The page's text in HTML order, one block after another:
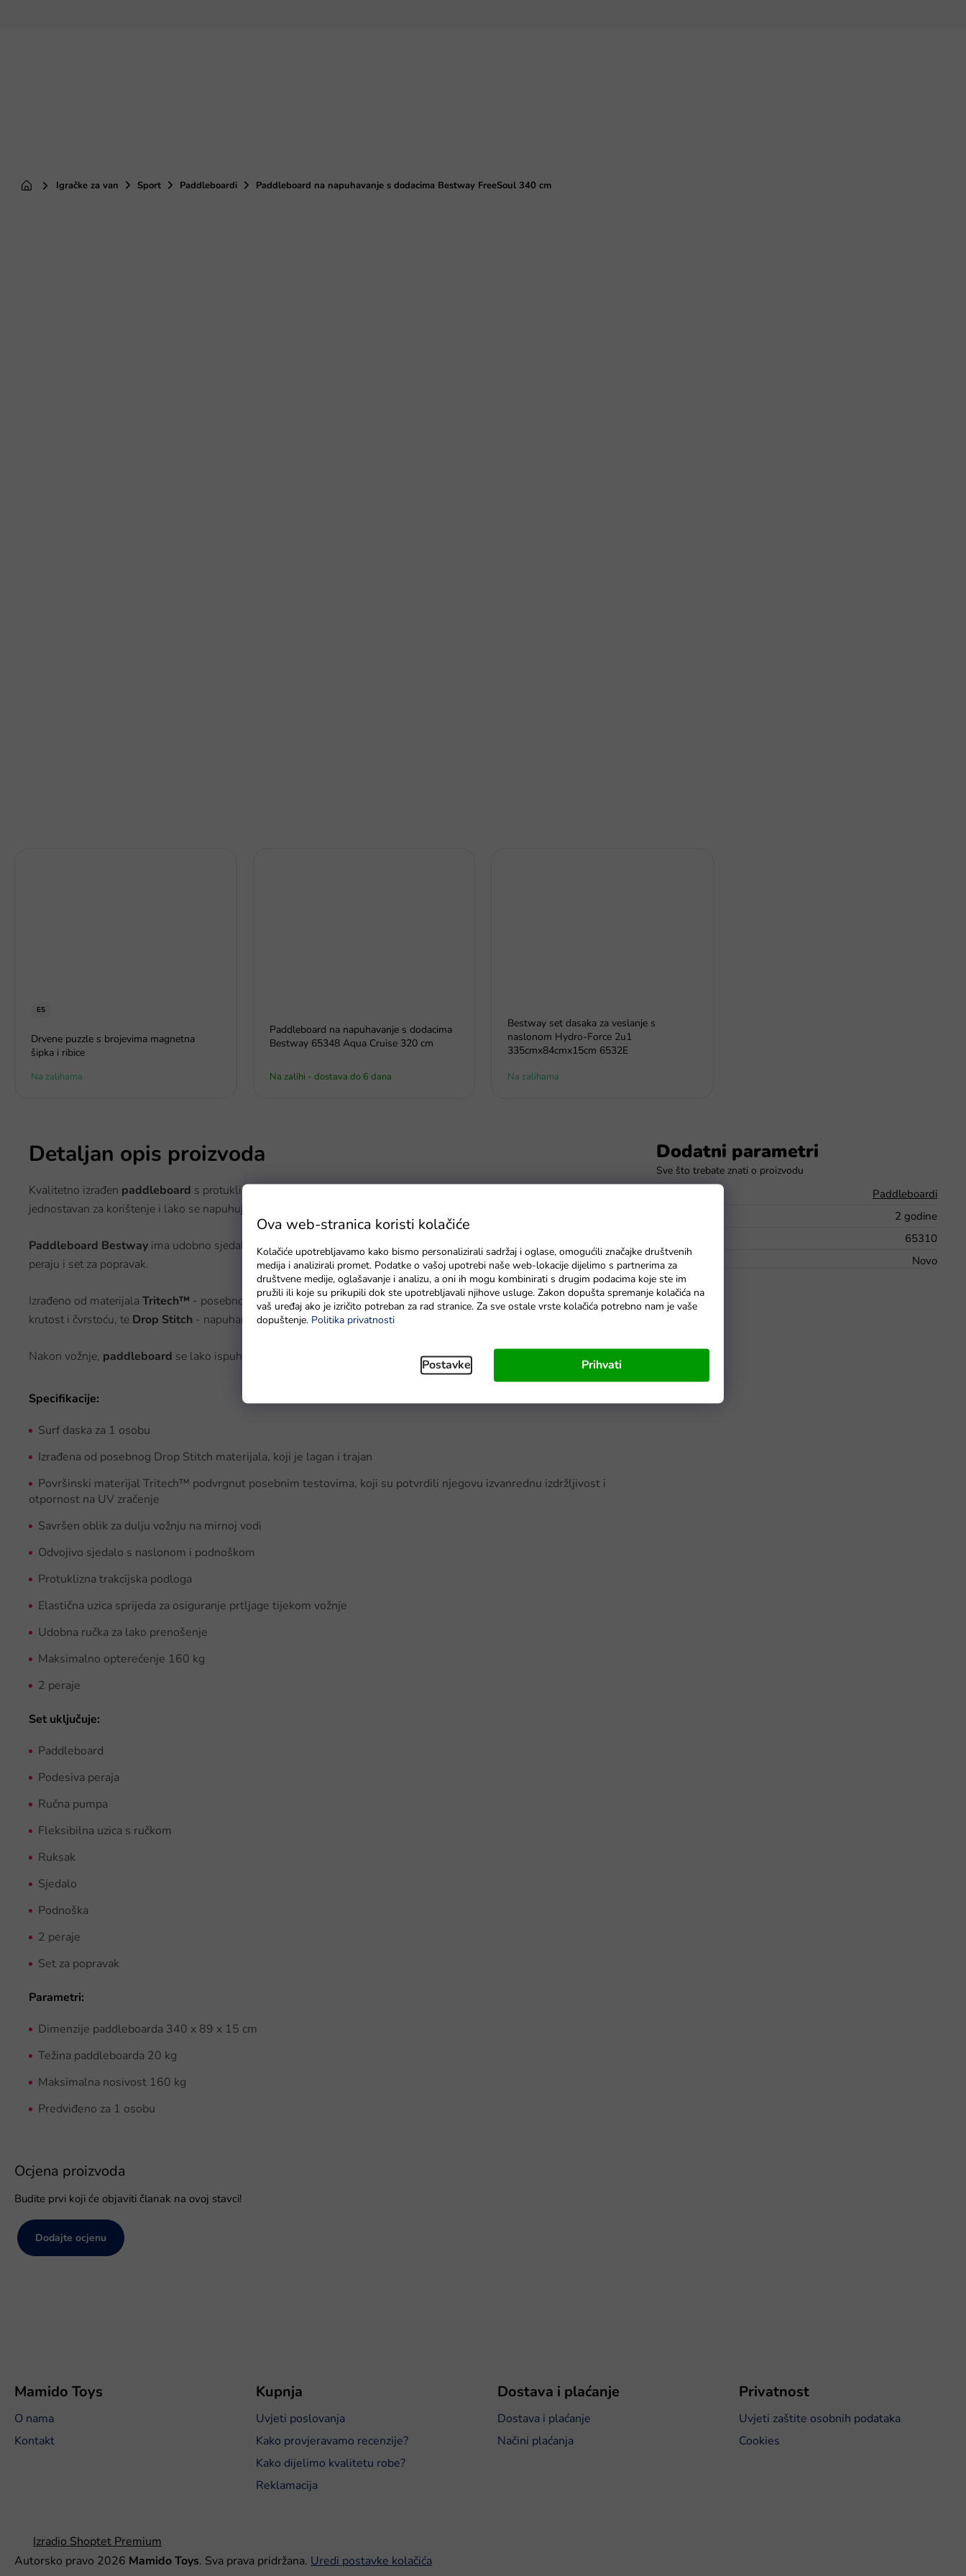
Ova web-stranica koristi kolačiće
Kolačiće upotrebljavamo kako bismo personalizirali sadržaj i oglase, omogućili značajke društvenih
medija i analizirali promet. Podatke o vašoj upotrebi naše web-lokacije dijelimo s partnerima za
društvene medije, oglašavanje i analizu, a oni ih mogu kombinirati s drugim podacima koje ste im
pružili ili koje su prikupili dok ste upotrebljavali njihove usluge. Zakon dopušta spremanje kolačića na
vaš uređaj ako je izričito potreban za rad stranice. Za sve ostale vrste kolačića potrebno nam je vaše
dopuštenje. Politika privatnosti
Postavke Prihvati
PočetnaIgračke za van Sport Paddleboardi Paddleboard na napuhavanje s dodacima Bestway FreeSoul 340 cm
E5
Drvene puzzle s brojevima magnetna
šipka i ribice
Na zalihama
Paddleboard na napuhavanje s dodacima
Bestway 65348 Aqua Cruise 320 cm
Na zalihi - dostava do 6 dana
Bestway set dasaka za veslanje s
naslonom Hydro-Force 2u1
335cmx84cmx15cm 6532E
Na zalihama
Detaljan opis proizvoda
Kvalitetno izrađen paddleboard s protukliznom površinom i fleksibilnom surferskom uzicom.
jednostavan za korištenje i lako se napuhuje ručnom pumpom.
Paddleboard Bestway ima udobno sjedalo s naslonom. Set također sadrži robusno veslo, ručnu pumpu, uzicu, ruksak,
peraju i set za popravak.
Izrađeno od materijala Tritech™ - posebnog troslojnog laminata s jezgrom od poliesterske mreže iPVC-a, koji pruža
krutost i čvrstoću, te Drop Stitch - napuhanom strukturom koja osigurava stabilnost na vodi.
Nakon vožnje, paddleboard se lako ispuhuje i sprema u specijalni ruksak koji je dio seta.
Specifikacije:
Surf daska za 1 osobu
Izrađena od posebnog Drop Stitch materijala, koji je lagan i trajan
Površinski materijal Tritech™ podvrgnut posebnim testovima, koji su potvrdili njegovu izvanrednu izdržljivost i
otpornost na UV zračenje
Savršen oblik za dulju vožnju na mirnoj vodi
Odvojivo sjedalo s naslonom i podnoškom
Protuklizna trakcijska podloga
Elastična uzica sprijeda za osiguranje prtljage tijekom vožnje
Udobna ručka za lako prenošenje
Maksimalno opterećenje 160 kg
2 peraje
Set uključuje:
Paddleboard
Podesiva peraja
Ručna pumpa
Fleksibilna uzica s ručkom
Ruksak
Sjedalo
Podnoška
2 peraje
Set za popravak
Parametri:
Dimenzije paddleboarda 340 x 89 x 15 cm
Težina paddleboarda 20 kg
Maksimalna nosivost 160 kg
Predviđeno za 1 osobu
Dodatni parametri
Paddleboardi
2 godine
65310
Stanje robe
Novo
Ocjena proizvoda
Budite prvi koji će objaviti članak na ovoj stavci!
Dodajte ocjenu
Mamido Toys
O nama
Kontakt
Kupnja
Uvjeti poslovanja
Kako provjeravamo recenzije?
Kako dijelimo kvalitetu robe?
Reklamacija
Dostava i plaćanje
Dostava i plaćanje
Načini plaćanja
Privatnost
Uvjeti zaštite osobnih podataka
Cookies
Izradio Shoptet Premium
Autorsko pravo 2026 Mamido Toys. Sva prava pridržana. Uredi postavke kolačića